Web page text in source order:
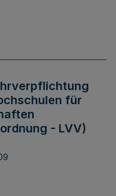
für
- LVV)